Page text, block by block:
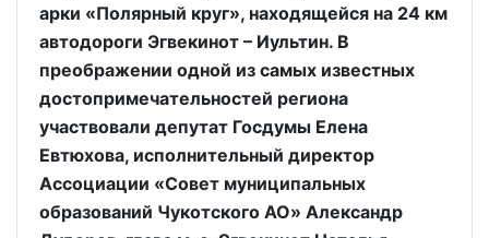
арки «Полярный круг», находящейся на 24 км
автодороги Эгвекинот – Иультин. В
преображении одной из самых известных
достопримечательностей региона
участвовали депутат Госдумы Елена
Евтюхова, исполнительный директор
Ассоциации «Совет муниципальных
образований Чукотского АО» Александр